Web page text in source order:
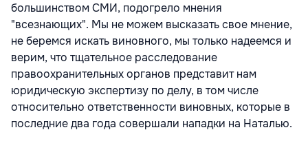
большинством СМИ, подогрело мнения
"всезнающих". Мы не можем высказать свое мнение,
не беремся искать виновного, мы только надеемся и
верим, что тщательное расследование
правоохранительных органов представит нам
юридическую экспертизу по делу, в том числе
относительно ответственности виновных, которые в
последние два года совершали нападки на Наталью.